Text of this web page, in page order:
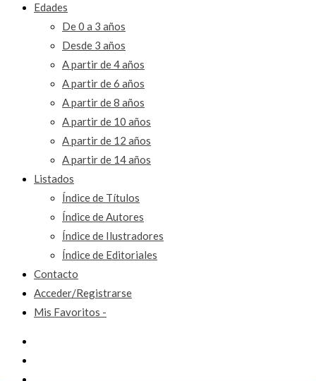
Edades
De 0 a 3 años
Desde 3 años
A partir de 4 años
A partir de 6 años
A partir de 8 años
A partir de 10 años
A partir de 12 años
A partir de 14 años
Listados
Índice de Títulos
Índice de Autores
Índice de Ilustradores
Índice de Editoriales
Contacto
Acceder/Registrarse
Mis Favoritos -